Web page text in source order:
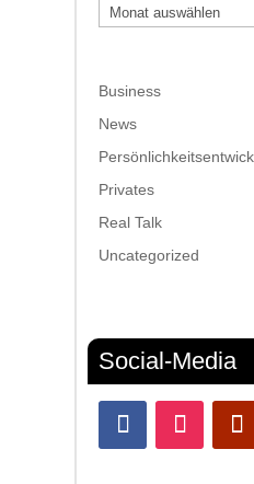
Archiv
Business
News
Privates
Real Talk
Uncategorized
Social-Media